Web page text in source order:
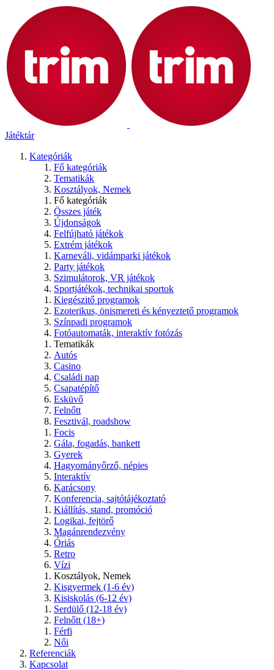
Játéktár
Kategóriák
Fő kategóriák
Tematikák
Kosztályok, Nemek
Fő kategóriák
Összes játék
Újdonságok
Felfújható játékok
Extrém játékok
Karneváli, vidámparki játékok
Party játékok
Szimulátorok, VR játékok
Sportjátékok, technikai sportok
Kiegészitő programok
Ezoterikus, önismereti és kényeztető programok
Színpadi programok
Fotóautomaták, interaktív fotózás
Tematikák
Autós
Casino
Családi nap
Csapatépítő
Esküvő
Felnőtt
Fesztivál, roadshow
Focis
Gála, fogadás, bankett
Gyerek
Hagyományőrző, népies
Interaktív
Karácsony
Konferencia, sajtótájékoztató
Kiállítás, stand, promóció
Logikai, fejtörő
Magánrendezvény
Óriás
Retro
Vízi
Kosztályok, Nemek
Kisgyermek (1-6 év)
Kisiskolás (6-12 év)
Serdülő (12-18 év)
Felnőtt (18+)
Férfi
Női
Referenciák
Kapcsolat